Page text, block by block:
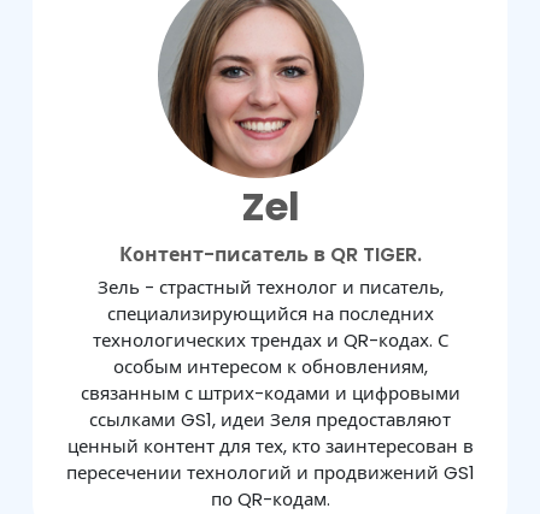
Zel
Контент-писатель в QR TIGER.
Зель - страстный технолог и писатель,
специализирующийся на последних
технологических трендах и QR-кодах. С
особым интересом к обновлениям,
связанным с штрих-кодами и цифровыми
ссылками GS1, идеи Зеля предоставляют
ценный контент для тех, кто заинтересован в
пересечении технологий и продвижений GS1
по QR-кодам.